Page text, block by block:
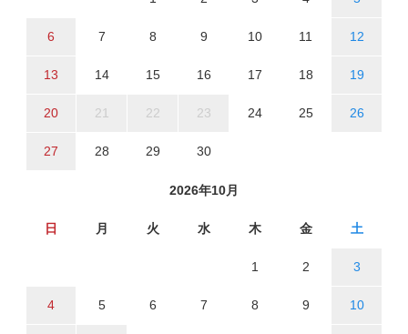
6 7 8 9 10 11 12
13 14 15 16 17 18 19
20 21 22 23 24 25 26
27 28 29 30
2026年10月
日 月 火 水 木 金 土
1 2 3
4 5 6 7 8 9 10